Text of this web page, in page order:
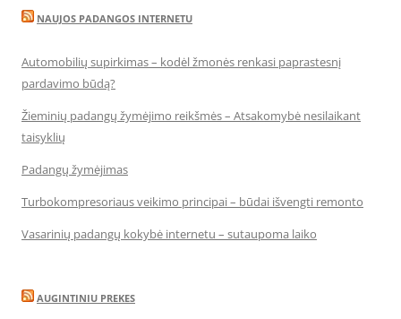
NAUJOS PADANGOS INTERNETU
Automobilių supirkimas – kodėl žmonės renkasi paprastesnį
pardavimo būdą?
Žieminių padangų žymėjimo reikšmės – Atsakomybė nesilaikant
taisyklių
Padangų žymėjimas
Turbokompresoriaus veikimo principai – būdai išvengti remonto
Vasarinių padangų kokybė internetu – sutaupoma laiko
AUGINTINIU PREKES